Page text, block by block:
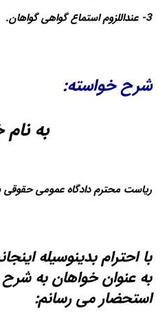
3- عنداللزوم استماع گواهی گواهان.
شرح خواسته:
به نام
ریاست محترم دادگاه عمومی
با احترام بدینوسیله
به عنوان خواهان به شرح
استحضار می رسانم: